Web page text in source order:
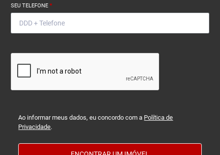
SEU TELEFONE*
Ao informar meus dados, eu concordo com a Política de
Privacidade.